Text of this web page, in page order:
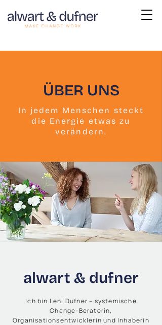
ÜBER UNS
In jedem Menschen steckt
die Energie etwas zu
verändern.
alwart & dufner
Ich bin Leni Dufner – systemische
Change-Beraterin,
Organisationsentwicklerin und Inhaberin